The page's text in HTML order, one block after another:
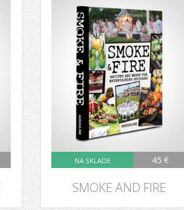
NA SKLADE 45 €
SMOKE AND FIRE